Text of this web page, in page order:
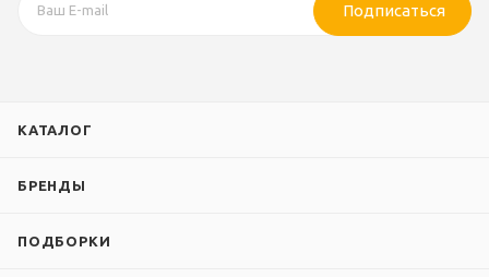
Подписаться
КАТАЛОГ
БРЕНДЫ
ПОДБОРКИ